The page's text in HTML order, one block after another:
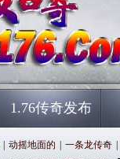
1.76传奇发布
动摇地面的 一条龙传奇